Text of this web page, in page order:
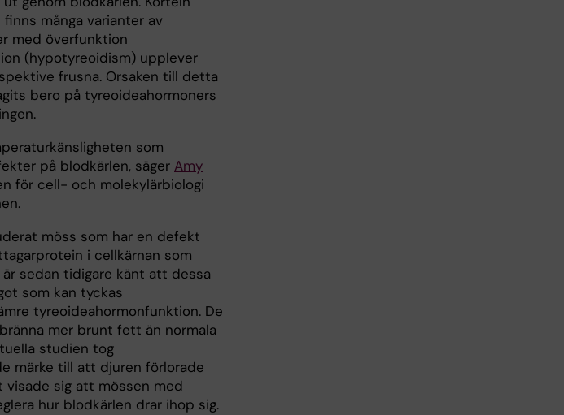
många varianter av
med överfunktion
(hypotyreoidism) upplever
frusna. Orsaken till detta
bero på tyreoideahormoners
som
på blodkärlen, säger Amy
för cell- och molekylärbiologi
möss som har en defekt
i cellkärnan som
sedan tidigare känt att dessa
som kan tyckas
tyreoideahormonfunktion. De
mer brunt fett än normala
studien tog
märke till att djuren förlorade
visade sig att mössen med
hur blodkärlen drar ihop sig.